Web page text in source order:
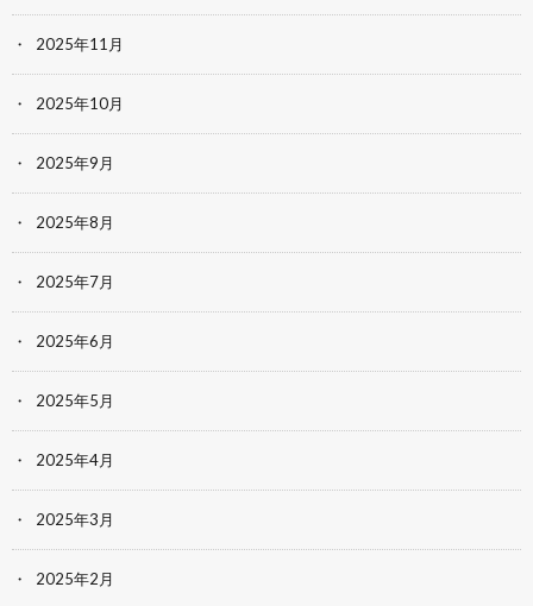
2025年11月
2025年10月
2025年9月
2025年8月
2025年7月
2025年6月
2025年5月
2025年4月
2025年3月
2025年2月